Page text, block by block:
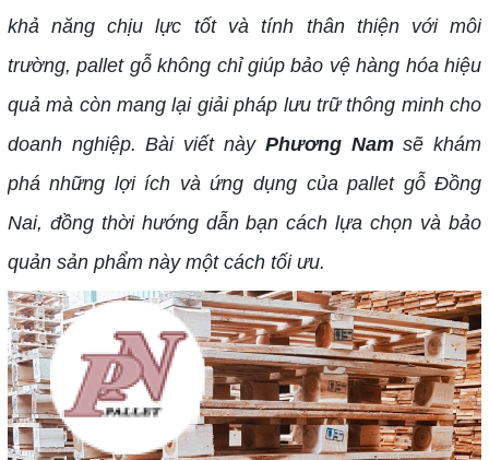
khả năng chịu lực tốt và tính thân thiện với môi
trường, pallet gỗ không chỉ giúp bảo vệ hàng hóa hiệu
quả mà còn mang lại giải pháp lưu trữ thông minh cho
doanh nghiệp. Bài viết này Phương Namsẽ khám
phá những lợi ích và ứng dụng của pallet gỗ Đồng
Nai, đồng thời hướng dẫn bạn cách lựa chọn và bảo
quản sản phẩm này một cách tối ưu.